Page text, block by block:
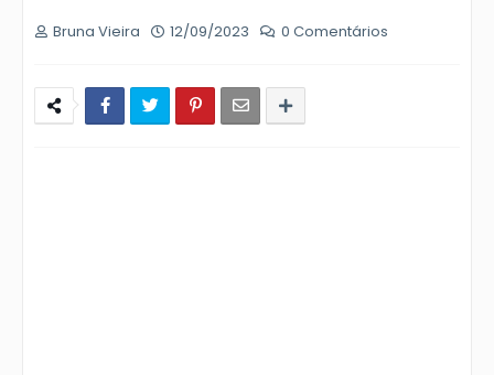
Bruna Vieira 12/09/2023 0 Comentários